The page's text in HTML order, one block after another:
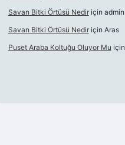
Savan Bitki Örtüsü Nediriçin admin
Savan Bitki Örtüsü Nediriçin Aras
Puset Araba Koltuğu Oluyor Mu için